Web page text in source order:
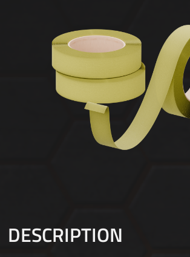
DESCRIPTION